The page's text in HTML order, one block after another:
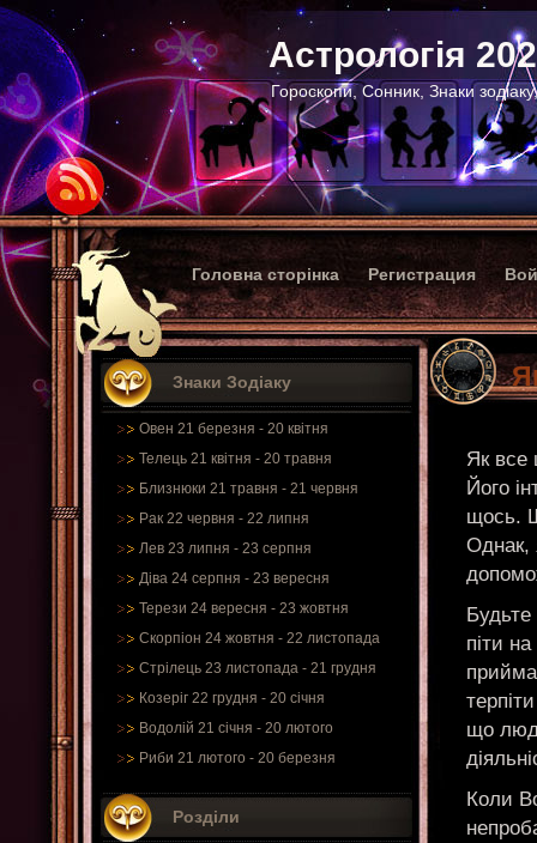
Астрологія
Гороскопи, Сонник, Знаки
Головна сторінка Регистрация
Знаки Зодіаку
Овен 21 березня - 20 квітня
Телець 21 квітня - 20 травня
Близнюки 21 травня - 21 червня
Рак 22 червня - 22 липня
Лев 23 липня - 23 серпня
Діва 24 серпня - 23 вересня
Терези 24 вересня - 23 жовтня
Скорпіон 24 жовтня - 22 листопада
Стрілець 23 листопада - 21 грудня
Козеріг 22 грудня - 20 січня
Водолій 21 січня - 20 лютого
Риби 21 лютого - 20 березня
Розділи
Як все
Його
щось.
Однак,
піти
що
Коли